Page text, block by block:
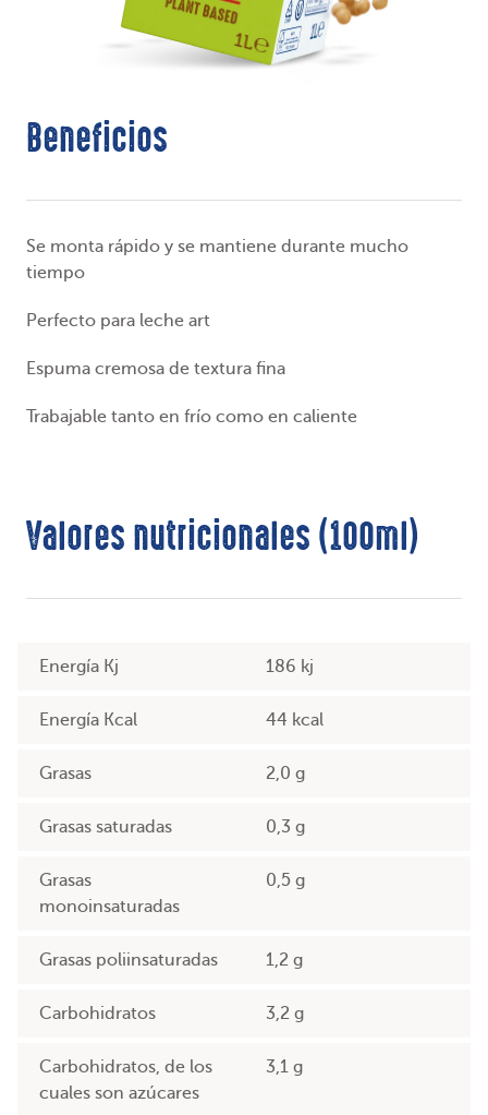
Beneficios
Se monta rápido y se mantiene durante mucho
tiempo
Perfecto para leche art
Espuma cremosa de textura fina
Trabajable tanto en frío como en caliente
Valores nutricionales (100ml)
Energía Kj 186 kj
Energía Kcal 44 kcal
Grasas 2,0 g
Grasas saturadas 0,3 g
Grasas
monoinsaturadas
0,5 g
Grasas poliinsaturadas 1,2 g
Carbohidratos 3,2 g
Carbohidratos, de los
cuales son azúcares
3,1 g